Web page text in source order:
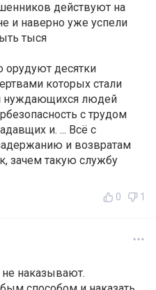
действуют на
и наверно уже успели
тыся
орудуют десятки
которых стали
нуждающихся людей
с трудом
и. ... Всё с
и возвратам
зачем такую службу
0 1
наказывают.